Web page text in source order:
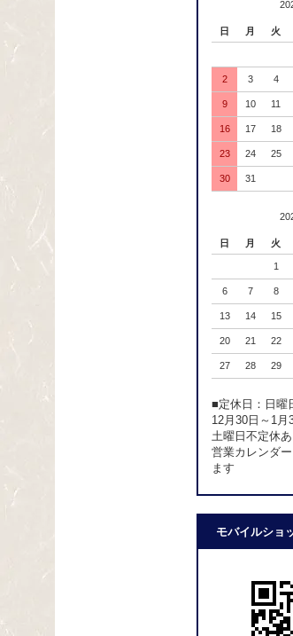
日 月 火
2 3 4
9 10 11
16 17 18
23 24 25
30 31
日 月 火
1
6 7 8
13 14 15
20 21 22
27 28 29
■定休日：日曜
12月30日～1月
土曜日不定休あ
営業カレンダ
ます
モバイルショ